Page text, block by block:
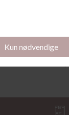
Lunelle 08Den